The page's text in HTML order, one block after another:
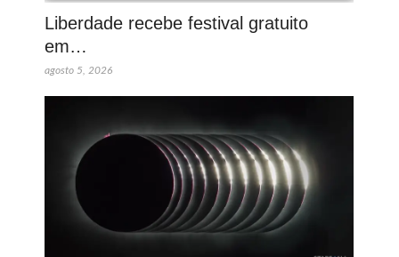
Liberdade recebe festival gratuito
em…
agosto 5, 2026